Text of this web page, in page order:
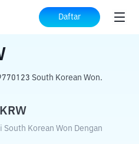
Daftar
ke KRW
South Korean Won.
KRW
South Korean Won Dengan